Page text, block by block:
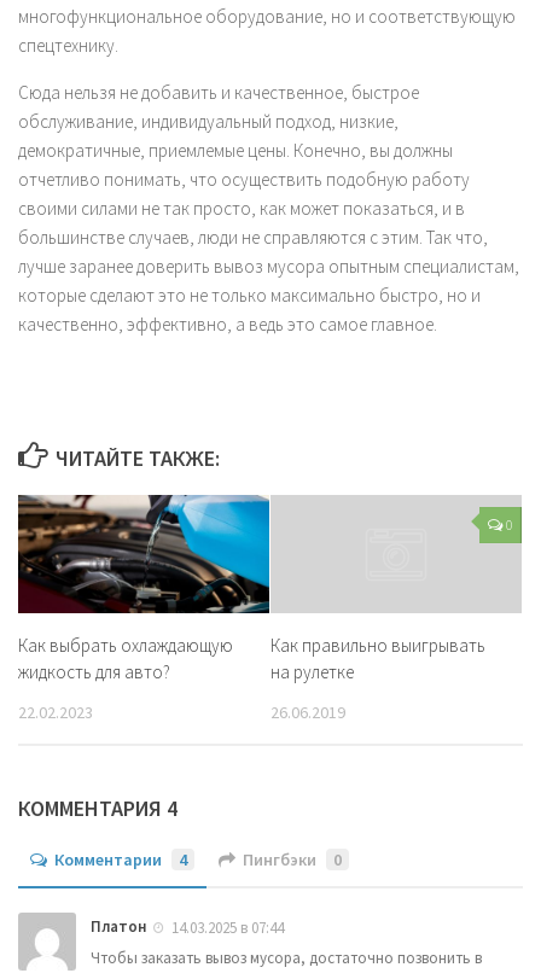
многофункциональное оборудование, но и соответствующую
спецтехнику.
Сюда нельзя не добавить и качественное, быстрое
обслуживание, индивидуальный подход, низкие,
демократичные, приемлемые цены. Конечно, вы должны
отчетливо понимать, что осуществить подобную работу
своими силами не так просто, как может показаться, и в
большинстве случаев, люди не справляются с этим. Так что,
лучше заранее доверить вывоз мусора опытным специалистам,
которые сделают это не только максимально быстро, но и
качественно, эффективно, а ведь это самое главное.
ЧИТАЙТЕ ТАКЖЕ:
Как выбрать охлаждающую
жидкость для авто?
22.02.2023
0
Как правильно выигрывать
на рулетке
26.06.2019
КОММЕНТАРИЯ 4
Комментарии 4 Пингбэки 0
Платон
14.03.2025 в 07:44
Чтобы заказать вывоз мусора, достаточно позвонить в